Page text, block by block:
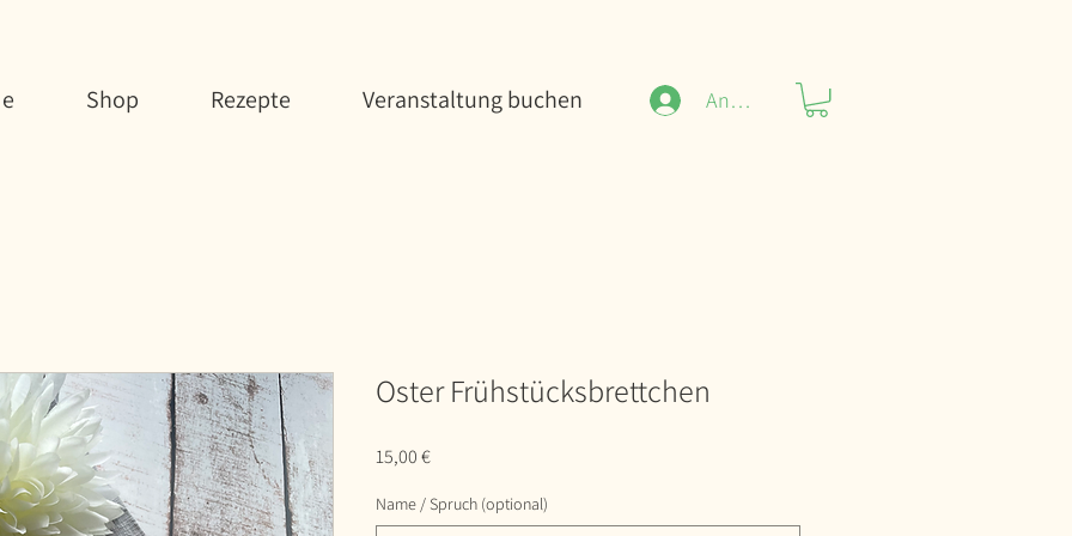
Shop Rezepte Veranstaltung buchen Anmelden
Oster Frühstücksbrettchen
15,00 €Preis
Name / Spruch (optional)